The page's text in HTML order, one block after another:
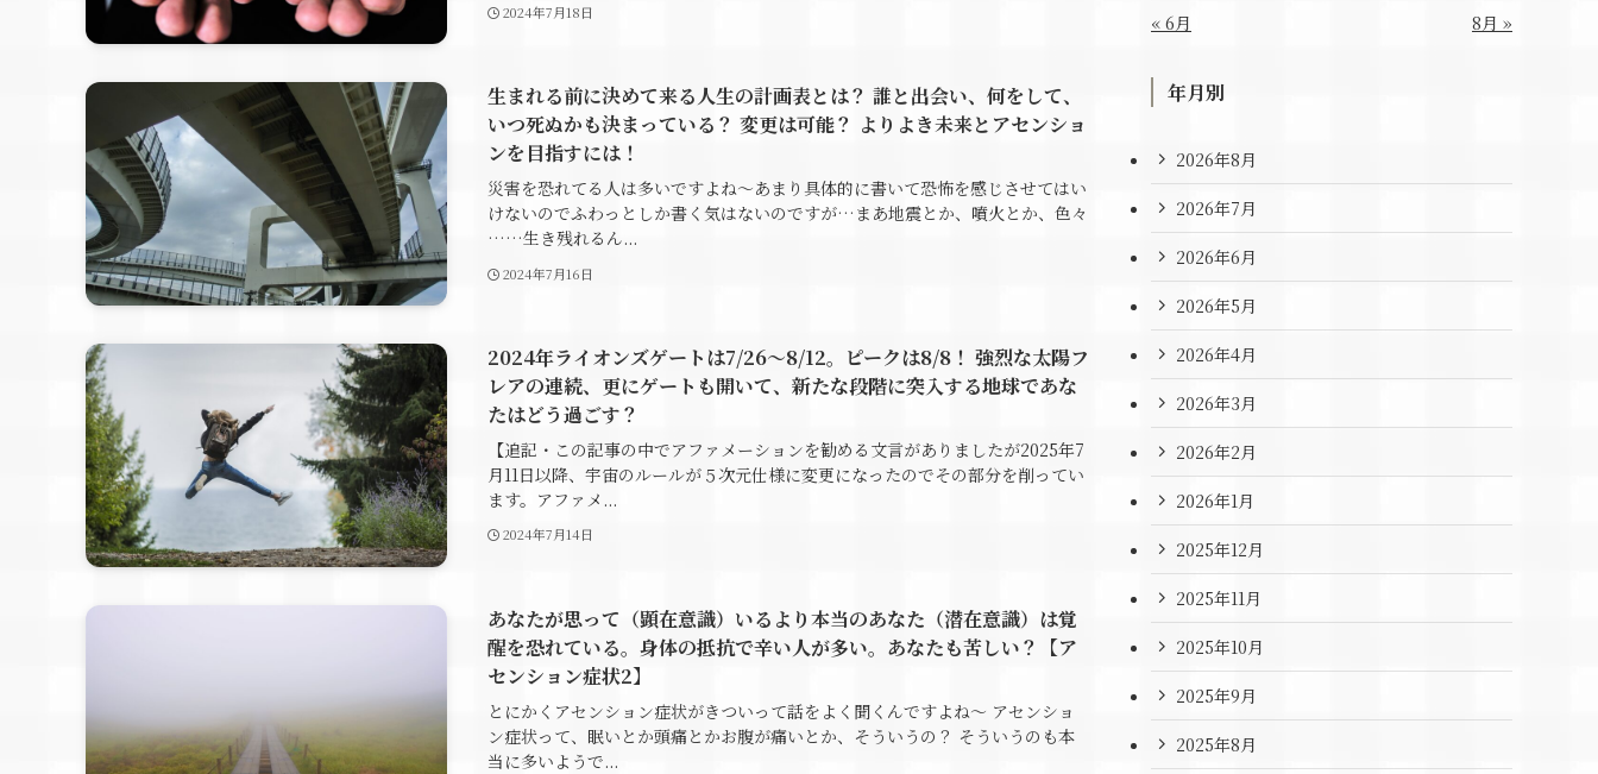
2024年7月18日
生まれる前に決めて来る人生の計画表とは？ 誰と出会い、何をして、
いつ死ぬかも決まっている？ 変更は可能？ よりよき未来とアセンショ
ンを目指すには！
災害を恐れてる人は多いですよね～あまり具体的に書いて恐怖を感じさせてはい
けないのでふわっとしか書く気はないのですが…まあ地震とか、噴火とか、色々
……生き残れるん...
2024年7月16日
2024年ライオンズゲートは7/26～8/12。ピークは8/8！ 強烈な太陽フ
レアの連続、更にゲートも開いて、新たな段階に突入する地球であな
たはどう過ごす？
【追記・この記事の中でアファメーションを勧める文言がありましたが2025年7
月11日以降、宇宙のルールが５次元仕様に変更になったのでその部分を削ってい
ます。アファメ...
2024年7月14日
あなたが思って（顕在意識）いるより本当のあなた（潜在意識）は覚
醒を恐れている。身体の抵抗で辛い人が多い。あなたも苦しい？【ア
センション症状2】
とにかくアセンション症状がきついって話をよく聞くんですよね～ アセンショ
ン症状って、眠いとか頭痛とかお腹が痛いとか、そういうの？ そういうのも本
当に多いようで...
« 6月 8月 »
年月別
2026年8月
2026年7月
2026年6月
2026年5月
2026年4月
2026年3月
2026年2月
2026年1月
2025年12月
2025年11月
2025年10月
2025年9月
2025年8月